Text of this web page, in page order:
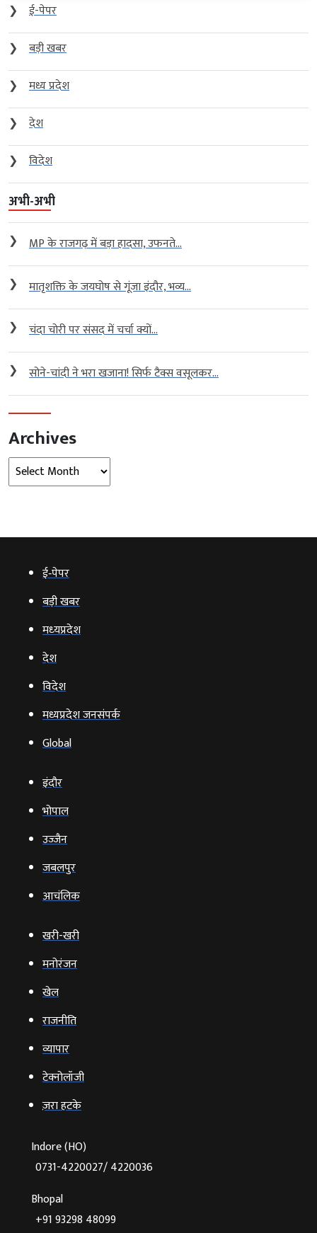
❯
ई-पेपर
❯
बड़ी खबर
❯
मध्य प्रदेश
❯
देश
❯
विदेश
अभी-अभी
❯ MP के राजगढ़ में बड़ा हादसा, उफनते...
❯ मातृशक्ति के जयघोष से गूंजा इंदौर, भव्य...
❯ चंदा चोरी पर संसद में चर्चा क्यों...
❯ सोने-चांदी ने भरा खजाना! सिर्फ टैक्स वसूलकर...
Archives
Archives
ई‑पेपर
बड़ी खबर
मध्‍यप्रदेश
देश
विदेश
मध्यप्रदेश जनसंपर्क
Global
इंदौर
भोपाल
उज्‍जैन
जबलपुर
आचंलिक
खरी-खरी
मनोरंजन
खेल
राजनीति
व्‍यापार
टेक्‍नोलॉजी
ज़रा हटके
Indore (HO)
0731-4220027/ 4220036
Bhopal
+91 93298 48099